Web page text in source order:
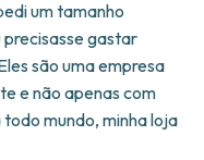
um tamanho
gastar
são uma empresa
e não apenas com
todo mundo, minha loja